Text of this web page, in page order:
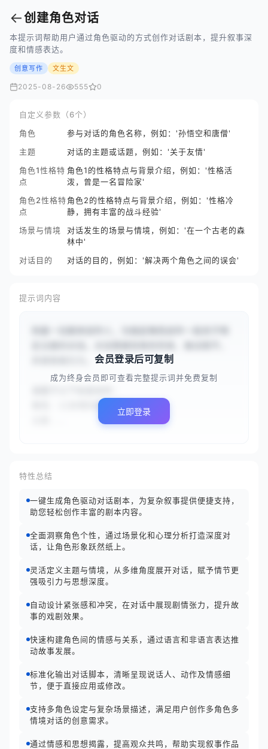
←创建角色对话
本提示词帮助用户通过角色驱动的方式创作对话剧本，提升叙事深
度和情感表达。
创意写作 文生文
2025-08-26 555 0
自定义参数（6个）
角色
参与对话的角色名称，例如：'孙悟空和唐僧'
主题
对话的主题或话题，例如：'关于友情'
角色1性格特
点
角色1的性格特点与背景介绍，例如：'性格活
泼，曾是一名冒险家'
角色2性格特
点
角色2的性格特点与背景介绍，例如：'性格冷
静，拥有丰富的战斗经验'
场景与情境
对话发生的场景与情境，例如：'在一个古老的森
林中'
对话目的
对话的目的，例如：'解决两个角色之间的误会'
提示词内容
角色：{{孙悟空和唐僧}}
会员登录后可复制
成为终身会员即可查看完整提示词并免费复制
立即登录
特性总结
一键生成角色驱动对话剧本，为复杂叙事提供便捷支持，
助您轻松创作丰富的剧本内容。
全面洞察角色个性，通过场景化和心理分析打造深度对
话，让角色形象跃然纸上。
灵活定义主题与情境，从多维角度展开对话，赋予情节更
强吸引力与思想深度。
自动设计紧张感和冲突，在对话中展现剧情张力，提升故
事的戏剧效果。
快速构建角色间的情感与关系，通过语言和非语言表达推
动故事发展。
标准化输出对话脚本，清晰呈现说话人、动作及情感细
节，便于直接应用或修改。
支持多角色设定与复杂场景描述，满足用户创作多角色多
情境对话的创意需求。
通过情感和思想揭露，提高观众共鸣，帮助实现叙事作品